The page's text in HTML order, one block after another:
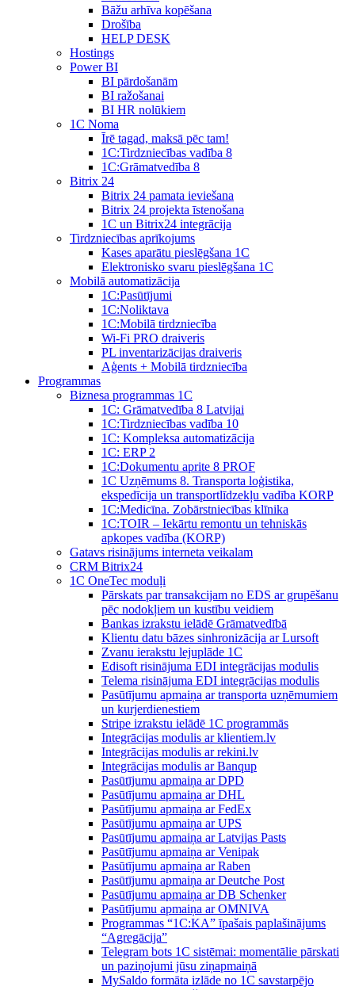
Bāžu arhīva kopēšana
Drošība
HELP DESK
Hostings
Power BI
BI pārdošanām
BI ražošanai
BI HR nolūkiem
1C Noma
Īrē tagad, maksā pēc tam!
1С:Tirdzniecības vadība 8
1С:Grāmatvedība 8
Bitrix 24
Bitrix 24 pamata ieviešana
Bitrix 24 projekta īstenošana
1C un Bitrix24 integrācija
Tirdzniecības aprīkojums
Kases aparātu pieslēgšana 1C
Elektronisko svaru pieslēgšana 1C
Mobilā automatizācija
1С:Pasūtījumi
1С:Noliktava
1С:Mobilā tirdzniecība
Wi-Fi PRO draiveris
PL inventarizācijas draiveris
Aģents + Mobilā tirdzniecība
Programmas
Biznesa programmas 1C
1C: Grāmatvedība 8 Latvijai
1C:Tirdzniecības vadība 10
1С: Kompleksa automatizācija
1C: ERP 2
1С:Dokumentu aprite 8 PROF
1C Uzņēmums 8. Transporta loģistika,
ekspedīcija un transportlīdzekļu vadība KORP
1C:Medicīna. Zobārstniecības klīnika
1C:TOIR – Iekārtu remontu un tehniskās
apkopes vadība (KORP)
Gatavs risinājums interneta veikalam
CRM Bitrix24
1С OneTec moduļi
Pārskats par transakcijam no EDS ar grupēšanu
pēc nodokļiem un kustību veidiem
Bankas izrakstu ielādē Grāmatvedībā
Klientu datu bāzes sinhronizācija ar Lursoft
Zvanu ierakstu lejuplāde 1C
Edisoft risinājuma EDI integrācijas modulis
Telema risinājuma EDI integrācijas modulis
Pasūtījumu apmaiņa ar transporta uzņēmumiem
un kurjerdienestiem
Stripe izrakstu ielādē 1C programmās
Integrācijas modulis ar klientiem.lv
Integrācijas modulis ar rekini.lv
Integrācijas modulis ar Banqup
Pasūtījumu apmaiņa ar DPD
Pasūtījumu apmaiņa ar DHL
Pasūtījumu apmaiņa ar FedEx
Pasūtījumu apmaiņa ar UPS
Pasūtījumu apmaiņa ar Latvijas Pasts
Pasūtījumu apmaiņa ar Venipak
Pasūtījumu apmaiņa ar Raben
Pasūtījumu apmaiņa ar Deutche Post
Pasūtījumu apmaiņa ar DB Schenker
Pasūtījumu apmaiņa ar OMNIVA
Programmas “1C:KA” īpašais paplašinājums
“Agregācija”
Telegram bots 1C sistēmai: momentālie pārskati
un paziņojumi jūsu ziņapmaiņā
MySaldo formāta izlāde no 1C savstarpējo